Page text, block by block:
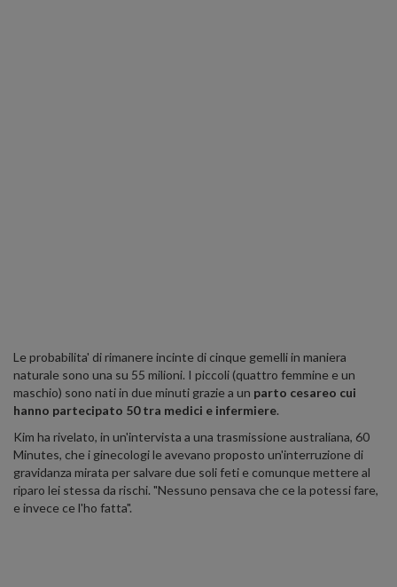
Le probabilita' di rimanere incinte di cinque gemelli in maniera
naturale sono una su 55 milioni. I piccoli (quattro femmine e un
maschio) sono nati in due minuti grazie a un parto cesareo cui
hanno partecipato 50 tra medici e infermiere.
Kim ha rivelato, in un'intervista a una trasmissione australiana, 60
Minutes, che i ginecologi le avevano proposto un'interruzione di
gravidanza mirata per salvare due soli feti e comunque mettere al
riparo lei stessa da rischi. "Nessuno pensava che ce la potessi fare,
e invece ce l'ho fatta".